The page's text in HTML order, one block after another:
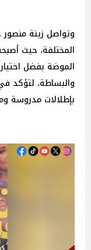
وتواصل زينة منصور
المختلفة، حيث
الموضة بفضل
والبساطة، لتؤكد
بإطلالات مدروسة